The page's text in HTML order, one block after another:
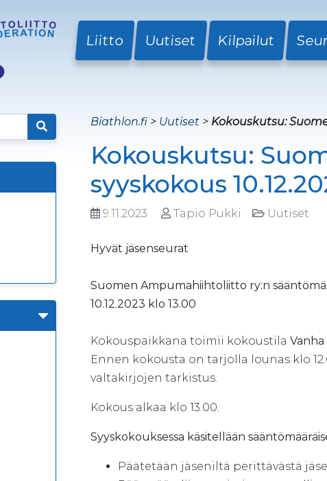
Liitto Uutiset Kilpailut
Biathlon.fi > Uutiset > Kokouskutsu:
Kokouskutsu:
syyskokous
9.11.2023 Tapio Pukki Uutiset
Hyvät jäsenseurat
Suomen Ampumahiihtoliitto ry:n
10.12.2023 klo 13.00
Kokouspaikkana toimii kokoustila
Ennen kokousta on tarjolla lounas klo
valtakirjojen tarkistus.
Kokous alkaa klo 13.00.
Syyskokouksessa käsitellään
Päätetään jäseniltä perittävästä